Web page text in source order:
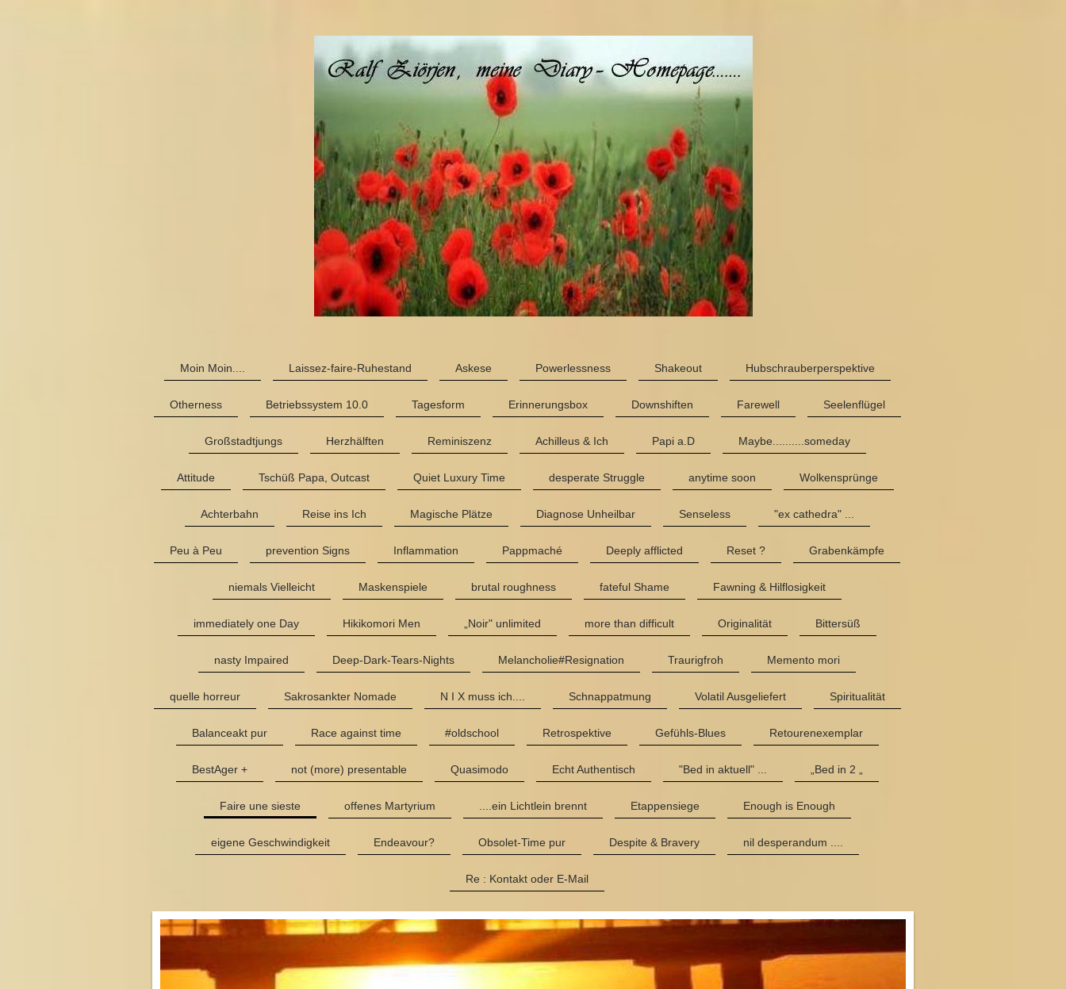
Moin Moin.... Laissez-faire-Ruhestand Askese Powerlessness Shakeout Hubschrauberperspektive
Otherness Betriebssystem 10.0 Tagesform Erinnerungsbox Downshiften Farewell Seelenflügel
Großstadtjungs Herzhälften Reminiszenz Achilleus & Ich Papi a.D Maybe..........someday
Attitude Tschüß Papa, Outcast Quiet Luxury Time desperate Struggle anytime soon Wolkensprünge
Achterbahn Reise ins Ich Magische Plätze Diagnose Unheilbar Senseless "ex cathedra" ...
Peu à Peu prevention Signs Inflammation Pappmaché Deeply afflicted Reset ? Grabenkämpfe
niemals Vielleicht Maskenspiele brutal roughness fateful Shame Fawning & Hilflosigkeit
immediately one Day Hikikomori Men „Noir" unlimited more than difficult Originalität Bittersüß
nasty Impaired Deep-Dark-Tears-Nights Melancholie#Resignation Traurigfroh Memento mori
quelle horreur Sakrosankter Nomade N I X muss ich.... Schnappatmung Volatil Ausgeliefert Spiritualität
Balanceakt pur Race against time #oldschool Retrospektive Gefühls-Blues Retourenexemplar
BestAger + not (more) presentable Quasimodo Echt Authentisch "Bed in aktuell" ... „Bed in 2 „
Faire une sieste offenes Martyrium ....ein Lichtlein brennt Etappensiege Enough is Enough
eigene Geschwindigkeit Endeavour? Obsolet-Time pur Despite & Bravery nil desperandum ....
Re : Kontakt oder E-Mail